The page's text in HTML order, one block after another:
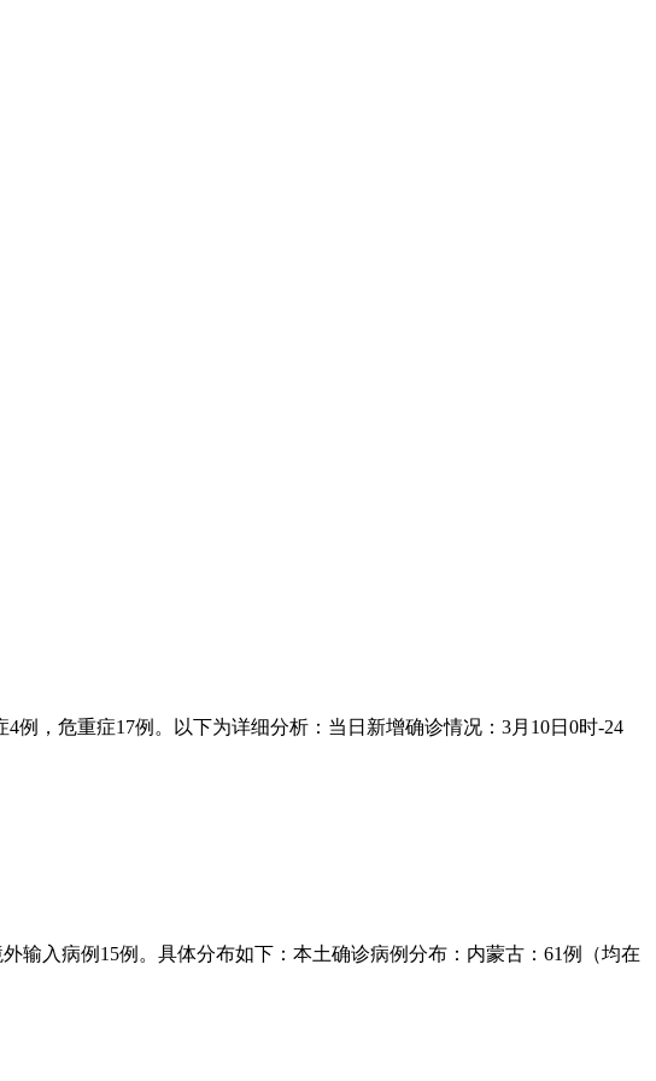
例，危重症17例。以下为详细分析：当日新增确诊情况：3月10日0时-24
输入病例15例。具体分布如下：本土确诊病例分布：内蒙古：61例（均在